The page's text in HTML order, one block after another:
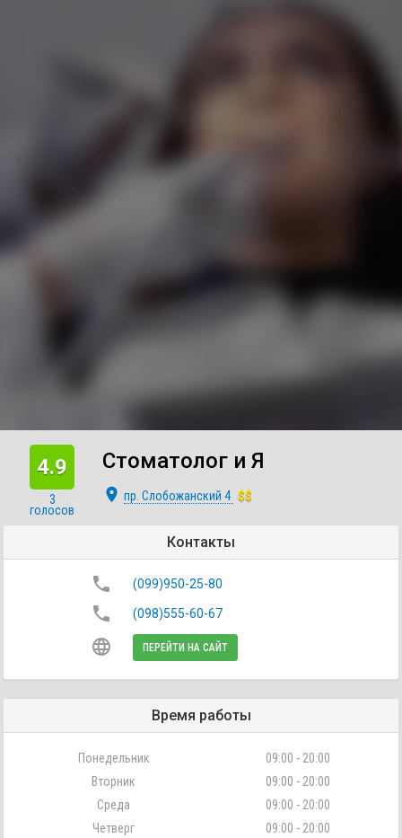
4.9
3
голосов
Стоматолог и Я
place пр. Слобожанский 4 $$
Контакты
phone (099)950-25-80
phone (098)555-60-67
language ПЕРЕЙТИ НА САЙТ
Время работы
Понедельник
09:00 - 20:00
Вторник
09:00 - 20:00
Среда
09:00 - 20:00
Четверг
09:00 - 20:00